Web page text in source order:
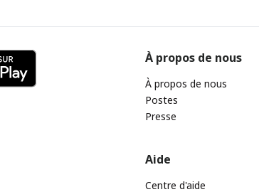
À propos de nous
À propos de nous
Postes
Presse
Aide
Centre d'aide